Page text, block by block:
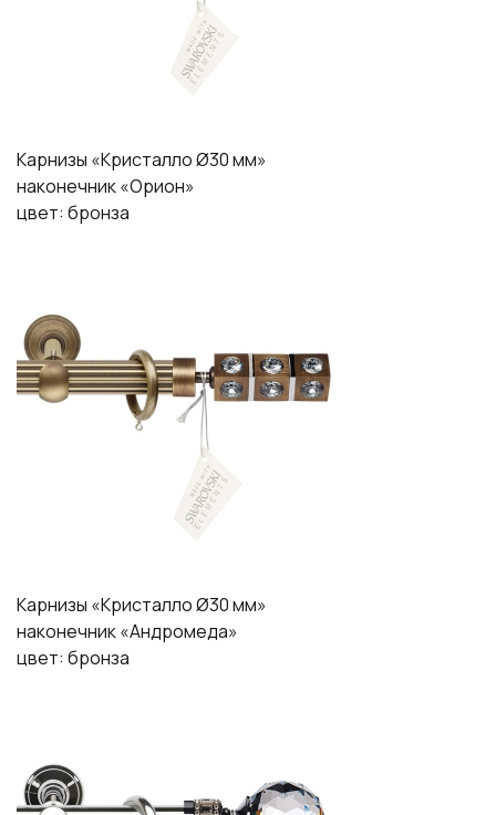
Карнизы «Кристалло Ø30 мм»
наконечник «Орион»
цвет: бронза
Карнизы «Кристалло Ø30 мм»
наконечник «Андромеда»
цвет: бронза